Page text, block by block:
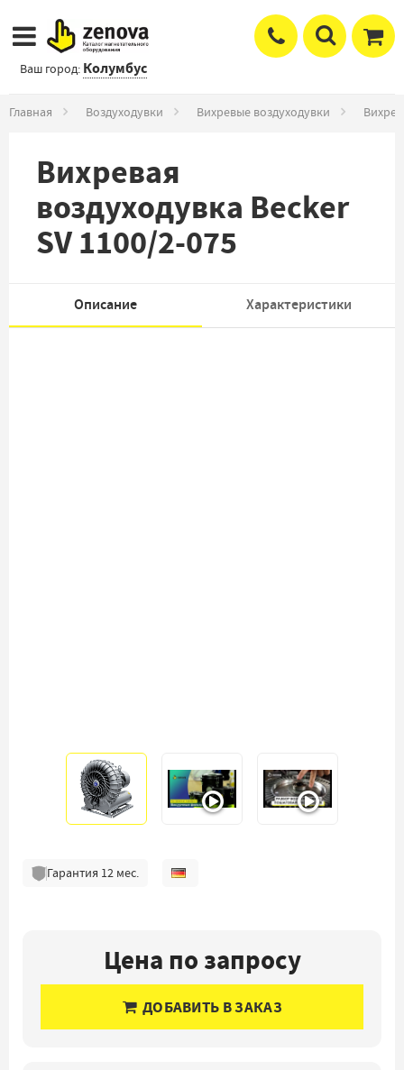
Ваш город: Колумбус
Главная Воздуходувки Вихревые воздуходувки
Вихревая
воздуходувка Becker
SV 1100/2-075
Описание Характеристики
Гарантия 12мес.
Цена по запросу
ДОБАВИТЬ В ЗАКАЗ